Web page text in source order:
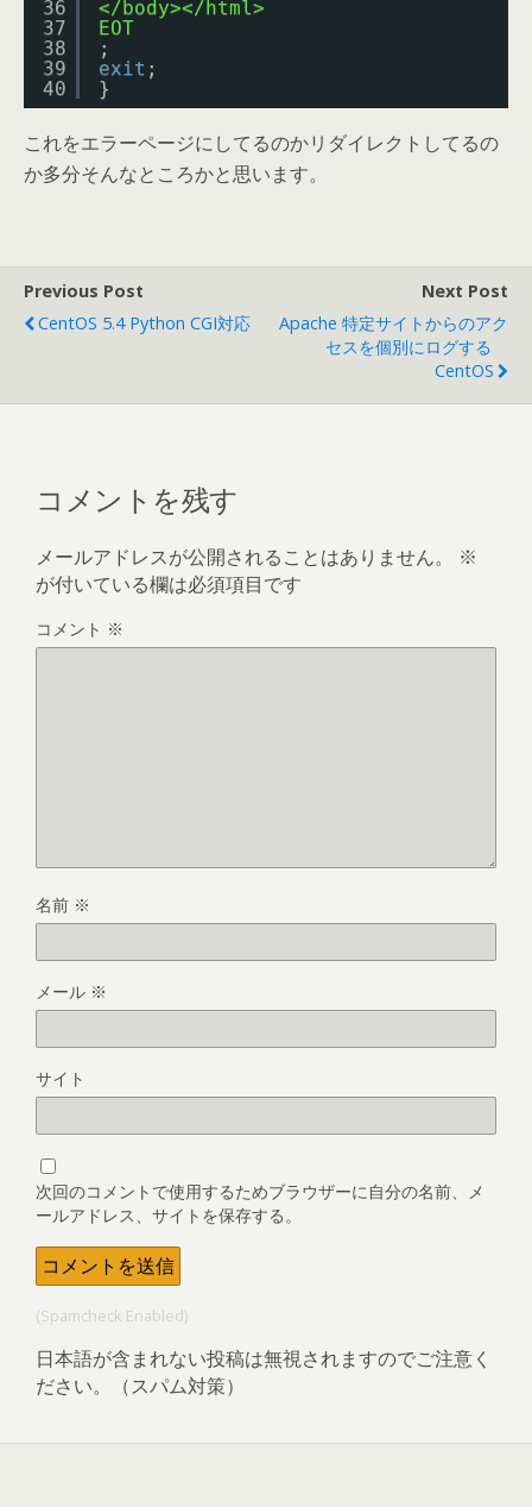
36
37
38
39
40
</body></html>
EOT
;
exit ;
}
これをエラーページにしてるのかリダイレクトしてるの
か多分そんなところかと思います。
Previous Post
CentOS 5.4 Python CGI対応
Next Post
Apache 特定サイトからのアク
セスを個別にログする
CentOS
コメントを残す
メールアドレスが公開されることはありません。
※
が付いている欄は必須項目です
コメント ※
名前 ※
メール ※
サイト
次回のコメントで使用するためブラウザーに自分の名前、メ
ールアドレス、サイトを保存する。
(Spamcheck Enabled)
日本語が含まれない投稿は無視されますのでご注意く
ださい。（スパム対策）